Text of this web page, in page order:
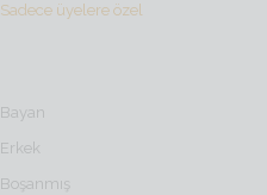
Sadece üyelere özel
Bayan
Erkek
Boşanmış